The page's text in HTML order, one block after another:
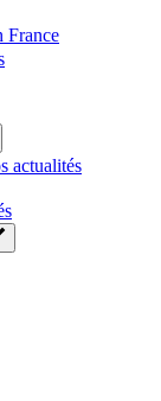
France
actualités